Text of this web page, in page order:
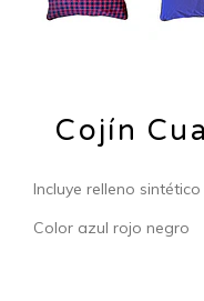
Cojín
Incluye relleno
Color azul rojo negro